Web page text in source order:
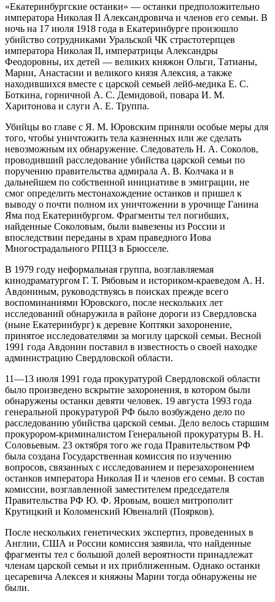
«Екатеринбургские останки» — останки предположительно
императора Николая II Александровича и членов его семьи. В
ночь на 17 июля 1918 года в Екатеринбурге произошло
убийство сотрудниками Уральской ЧК страстотерпцев
императора Николая II, императрицы Александры
Феодоровны, их детей — великих княжон Ольги, Татианы,
Марии, Анастасии и великого князя Алексия, а также
находившихся вместе с царской семьей лейб-медика Е. С.
Боткина, горничной А. С. Демидовой, повара И. М.
Харитонова и слуги А. Е. Труппа.
Убийцы во главе с Я. М. Юровским приняли особые меры для
того, чтобы уничтожить тела казненных или же сделать
невозможным их обнаружение. Следователь Н. А. Соколов,
проводивший расследование убийства царской семьи по
поручению правительства адмирала А. В. Колчака и в
дальнейшем по собственной инициативе в эмиграции, не
смог определить местонахождение останков и пришел к
выводу о почти полном их уничтожении в урочище Ганина
Яма под Екатеринбургом. Фрагменты тел погибших,
найденные Соколовым, были вывезены из России и
впоследствии переданы в храм праведного Иова
Многострадального РПЦЗ в Брюсселе.
В 1979 году неформальная группа, возглавляемая
кинодраматургом Г. Т. Рябовым и историком-краеведом А. Н.
Авдониным, руководствуясь в поисках прежде всего
воспоминаниями Юровского, после нескольких лет
исследований обнаружила в районе дороги из Свердловска
(ныне Екатеринбург) к деревне Коптяки захоронение,
принятое исследователями за могилу царской семьи. Весной
1991 года Авдонин поставил в известность о своей находке
администрацию Свердловской области.
11—13 июля 1991 года прокуратурой Свердловской области
было произведено вскрытие захоронения, в котором были
обнаружены останки девяти человек. 19 августа 1993 года
генеральной прокуратурой РФ было возбуждено дело по
расследованию убийства царской семьи. Дело велось старшим
прокурором-криминалистом Генеральной прокуратуры В. Н.
Соловьевым. 23 октября того же года Правительством РФ
была создана Государственная комиссия по изучению
вопросов, связанных с исследованием и перезахоронением
останков императора Николая II и членов его семьи. В состав
комиссии, возглавленной заместителем председателя
Правительства РФ Ю. Ф. Яровым, вошел митрополит
Крутицкий и Коломенский Ювеналий (Поярков).
После нескольких генетических экспертиз, проведенных в
Англии, США и России комиссия заявила, что найденные
фрагменты тел с большой долей вероятности принадлежат
членам царской семьи и их приближенным. Однако останки
цесаревича Алексея и княжны Марии тогда обнаружены не
были.